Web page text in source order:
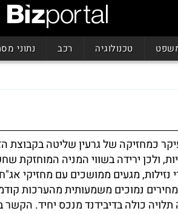
טכנולוגיה רכב נתוני
כמחזיקה של גרעין שליטה בקבוצת
ולכן ירידה בשווי המניה המוחזקת
מגעים ממושכים עם מחזיקי
נמוכים משמעותית מהערכות
כולה בדיבידנד מנכס יחיד. הקשר